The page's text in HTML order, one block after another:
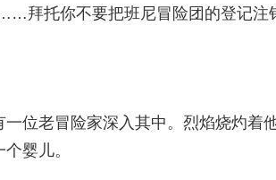
拜托你不要把班尼冒险团的登记
位老冒险家深入其中。烈焰烧灼
婴儿。